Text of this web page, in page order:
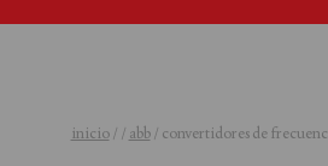
inicio / / abb / convertidores de